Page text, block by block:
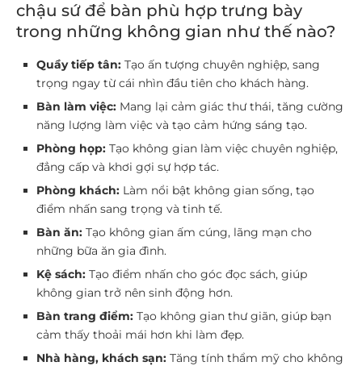
chậu sứ để bàn phù hợp trưng bày
trong những không gian như thế nào?
Quầy tiếp tân: Tạo ấn tượng chuyên nghiệp, sang
trọng ngay từ cái nhìn đầu tiên cho khách hàng.
Bàn làm việc: Mang lại cảm giác thư thái, tăng cường
năng lượng làm việc và tạo cảm hứng sáng tạo.
Phòng họp: Tạo không gian làm việc chuyên nghiệp,
đẳng cấp và khơi gợi sự hợp tác.
Phòng khách: Làm nổi bật không gian sống, tạo
điểm nhấn sang trọng và tinh tế.
Bàn ăn: Tạo không gian ấm cúng, lãng mạn cho
những bữa ăn gia đình.
Kệ sách: Tạo điểm nhấn cho góc đọc sách, giúp
không gian trở nên sinh động hơn.
Bàn trang điểm: Tạo không gian thư giãn, giúp bạn
cảm thấy thoải mái hơn khi làm đẹp.
Nhà hàng, khách sạn: Tăng tính thẩm mỹ cho không